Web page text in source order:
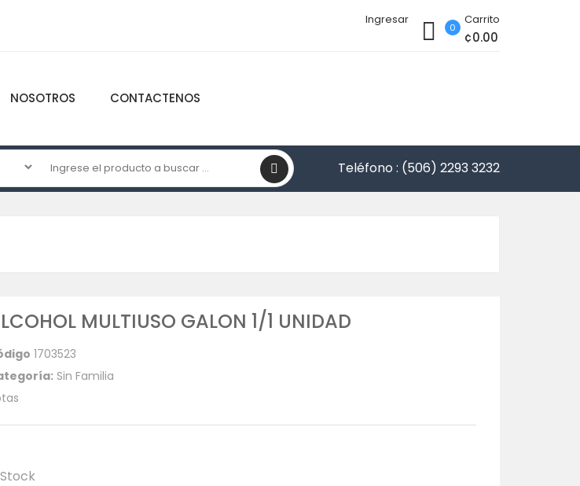
Ingresar Carrito
0
¢0.00
NOSOTROS CONTACTENOS
Teléfono : (506) 2293 3232
MULTIUSO GALON 1/1 UNIDAD
1703523
Sin Familia
Stock